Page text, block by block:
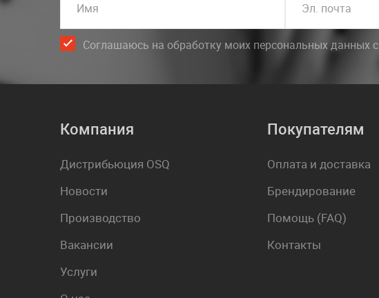
Имя Эл. почта
Соглашаюсь на обработку моих персональных данных c
Компания
Дистрибьюция OSQ
Новости
Производство
Вакансии
Услуги
Покупателям
Оплата и доставка
Брендирование
Помощь (FAQ)
Контакты